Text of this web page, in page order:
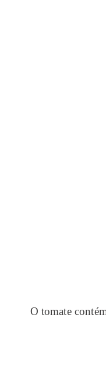
O tomate